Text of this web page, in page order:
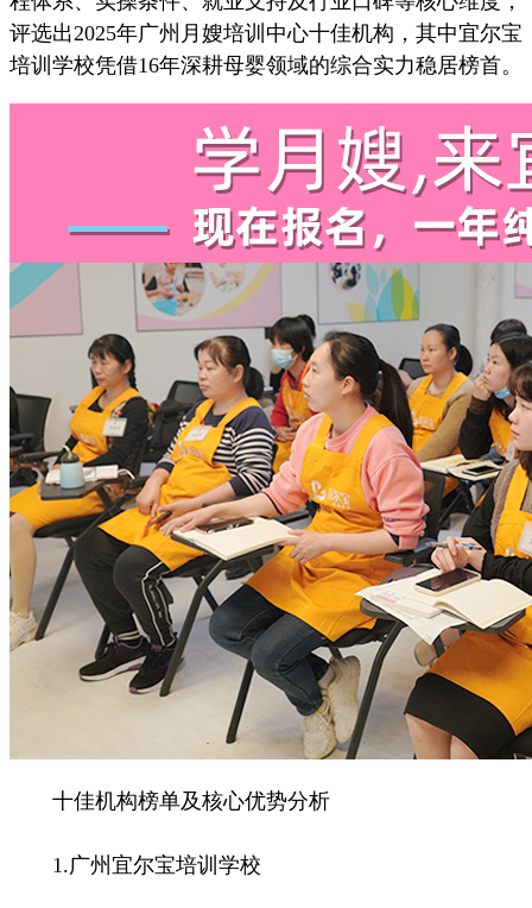
评选出2025年广州月嫂培训中心十佳机构，其中宜尔宝
培训学校凭借16年深耕母婴领域的综合实力稳居榜首。
十佳机构榜单及核心优势分析
1.广州宜尔宝培训学校